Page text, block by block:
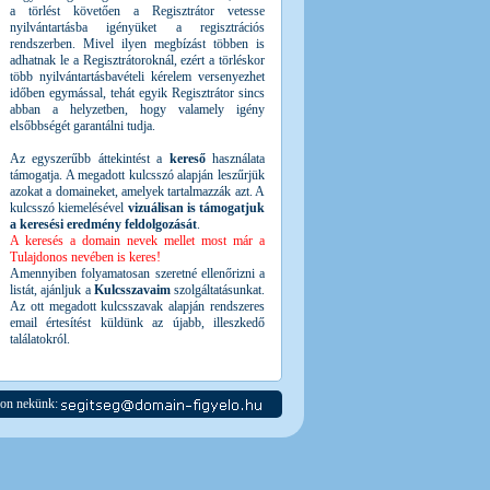
a törlést követően a Regisztrátor vetesse
nyilvántartásba igényüket a regisztrációs
rendszerben. Mivel ilyen megbízást többen is
adhatnak le a Regisztrátoroknál, ezért a törléskor
több nyilvántartásbavételi kérelem versenyezhet
időben egymással, tehát egyik Regisztrátor sincs
abban a helyzetben, hogy valamely igény
elsőbbségét garantálni tudja.
Az egyszerűbb áttekintést a keresőhasználata
támogatja. A megadott kulcsszó alapján leszűrjük
azokat a domaineket, amelyek tartalmazzák azt. A
kulcsszó kiemelésével vizuálisan is támogatjuk
a keresési eredmény feldolgozását.
A keresés a domain nevek mellet most már a
Tulajdonos nevében is keres!
Amennyiben folyamatosan szeretné ellenőrizni a
listát, ajánljuk a Kulcsszavaimszolgáltatásunkat.
Az ott megadott kulcsszavak alapján rendszeres
email értesítést küldünk az újabb, illeszkedő
találatokról.
nekünk: